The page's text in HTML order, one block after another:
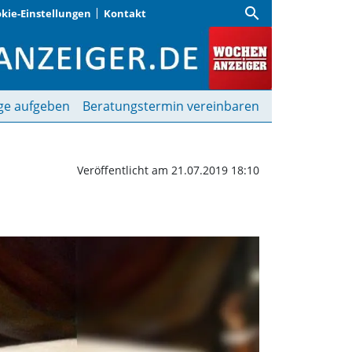
Einstellungen Kontakt search
Wochenanzeiger
aufgeben Beratungstermin vereinbaren
Veröffentlicht am 21.07.2019 18:10